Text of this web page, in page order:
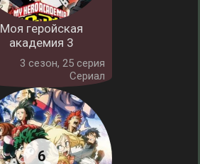
Моя геройская
академия 3
3 cезон, 25 серия
Сериал